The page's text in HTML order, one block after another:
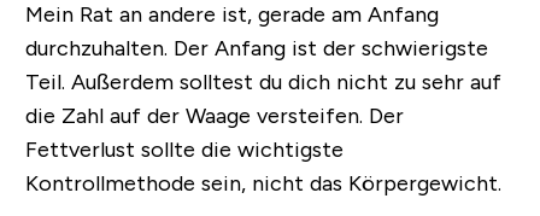
Mein Rat an andere ist, gerade am Anfang
durchzuhalten. Der Anfang ist der schwierigste
Teil. Außerdem solltest du dich nicht zu sehr auf
die Zahl auf der Waage versteifen. Der
Fettverlust sollte die wichtigste
Kontrollmethode sein, nicht das Körpergewicht.